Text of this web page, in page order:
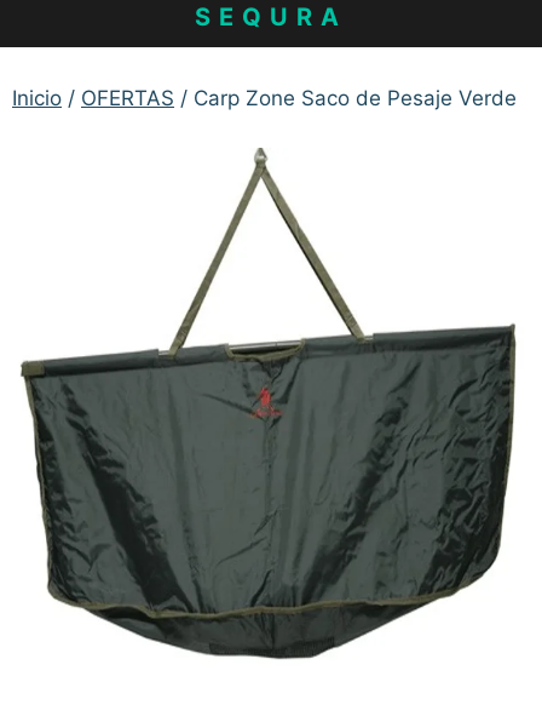
SEQURA
Inicio / OFERTAS / Carp Zone Saco de Pesaje Verde